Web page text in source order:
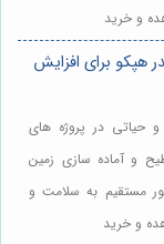
و خرید
هپکو برای افزایش
حیاتی در پروژه های
و آماده سازی زمین
مستقیم به سلامت و
و خرید